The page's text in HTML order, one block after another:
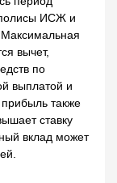
полисы ИСЖ и
вычет,
по
выплатой и
также
ставку
вклад может